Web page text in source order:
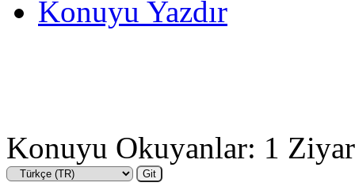
Konuyu Yazdır
Konuyu Okuyanlar: 1